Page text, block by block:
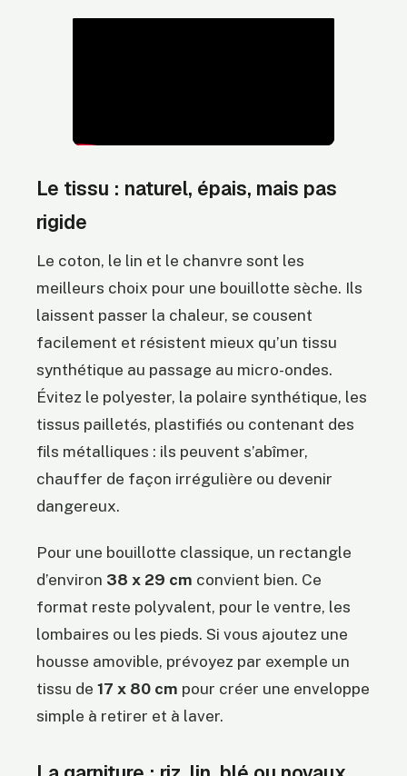
Le tissu : naturel, épais, mais pas
rigide
Le coton, le lin et le chanvre sont les
meilleurs choix pour une bouillotte sèche. Ils
laissent passer la chaleur, se cousent
facilement et résistent mieux qu’un tissu
synthétique au passage au micro-ondes.
Évitez le polyester, la polaire synthétique, les
tissus pailletés, plastifiés ou contenant des
fils métalliques : ils peuvent s’abîmer,
chauffer de façon irrégulière ou devenir
dangereux.
Pour une bouillotte classique, un rectangle
d’environ 38 x 29 cm convient bien. Ce
format reste polyvalent, pour le ventre, les
lombaires ou les pieds. Si vous ajoutez une
housse amovible, prévoyez par exemple un
tissu de 17 x 80 cm pour créer une enveloppe
simple à retirer et à laver.